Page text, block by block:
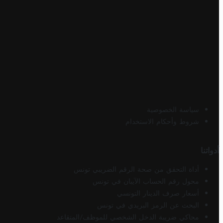
سياسة الخصوصية
شروط وأحكام الاستخدام
أدواتنا
أداة التحقق من صحة الرقم الضريبي تونس
محول رقم الحساب الآيبان في تونس
أسعار صرف الدينار التونسي
البحث عن الرمز البريدي في تونس
محاكي ضريبة الدخل الشخصي للموظف/المتقاعد